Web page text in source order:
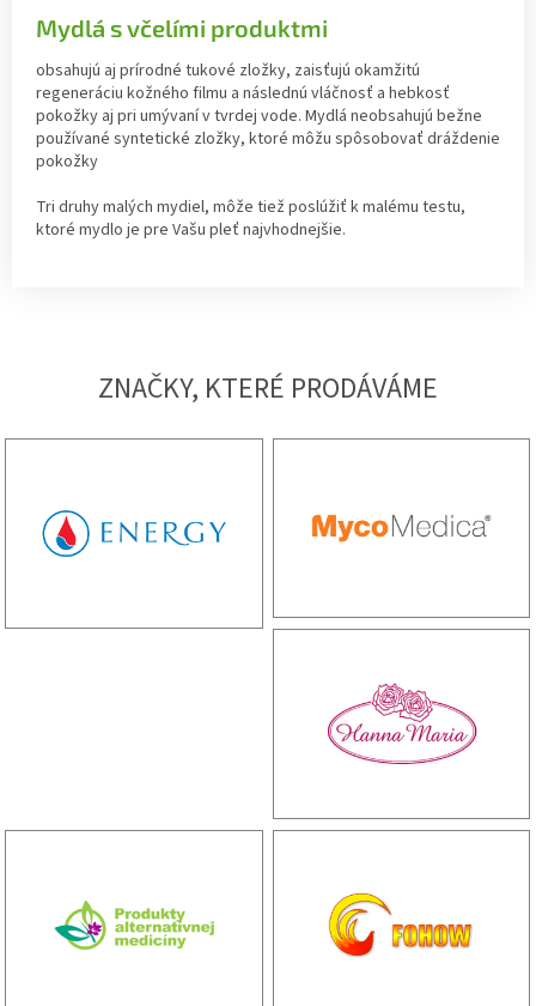
Mydlá s včelími produktmi
obsahujú aj prírodné tukové zložky, zaisťujú okamžitú
regeneráciu kožného filmu a následnú vláčnosť a hebkosť
pokožky aj pri umývaní v tvrdej vode. Mydlá neobsahujú bežne
používané syntetické zložky, ktoré môžu spôsobovať dráždenie
pokožky
Tri druhy malých mydiel, môže tiež poslúžiť k malému testu,
ktoré mydlo je pre Vašu pleť najvhodnejšie.
ZNAČKY, KTERÉ PRODÁVÁME